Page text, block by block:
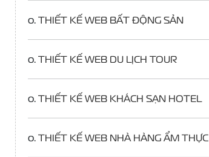
o. THIẾT KẾ WEB BẤT ĐỘNG SẢN
o. THIẾT KẾ WEB DU LỊCH TOUR
o. THIẾT KẾ WEB KHÁCH SẠN HOTEL
o. THIẾT KẾ WEB NHÀ HÀNG ẨM THỰC